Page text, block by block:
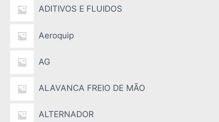
ADITIVOS E FLUIDOS
Aeroquip
AG
ALAVANCA FREIO DE MÃO
ALTERNADOR